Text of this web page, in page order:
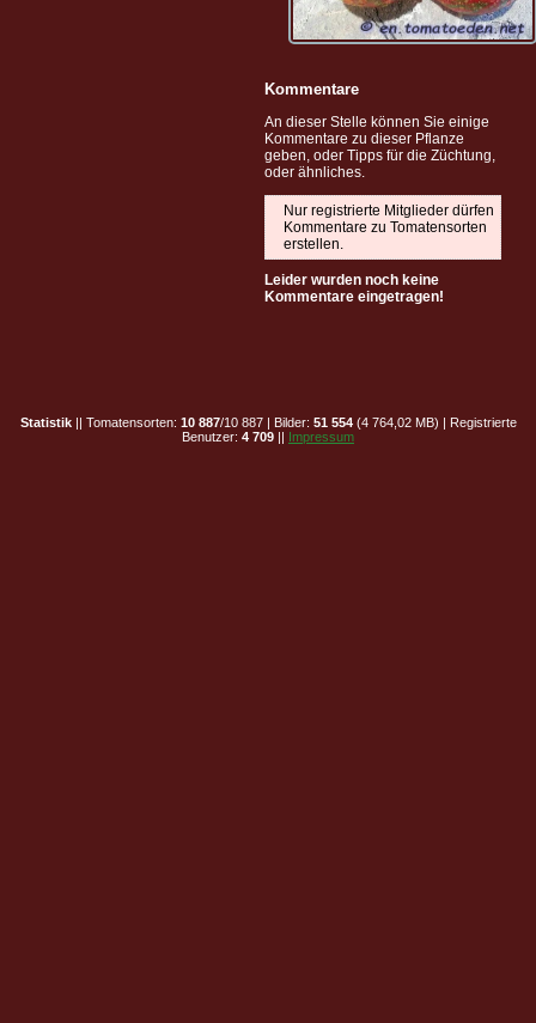
Kommentare
An dieser Stelle können Sie einige
Kommentare zu dieser Pflanze
geben, oder Tipps für die Züchtung,
oder ähnliches.
Nur registrierte Mitglieder dürfen
Kommentare zu Tomatensorten
erstellen.
Leider wurden noch keine
Kommentare eingetragen!
Statistik|| Tomatensorten: 10 887/10 887 | Bilder: 51 554(4 764,02 MB) | Registrierte
Benutzer: 4 709 || Impressum